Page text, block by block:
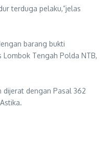
terduga pelaku,”jelas
barang bukti
Lombok Tengah Polda NTB,
dijerat dengan Pasal 362